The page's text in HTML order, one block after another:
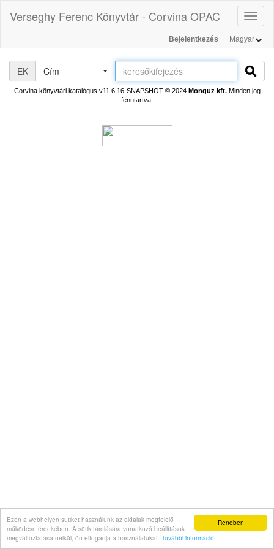
Rendben
Ezen a webhelyen sütiket használunk az oldalak megfelelő
működése érdekében. A sütik tárolására vonatkozó beállítások
megváltoztatása nélkül, ön elfogadja a használatukat. További információ.
Verseghy Ferenc Könyvtár - Corvina OPAC
Bejelentkezés
EK Cím
Corvina könyvtári katalógus v11.6.16-SNAPSHOT© 2024 Monguz kft.Minden jog
fenntartva.